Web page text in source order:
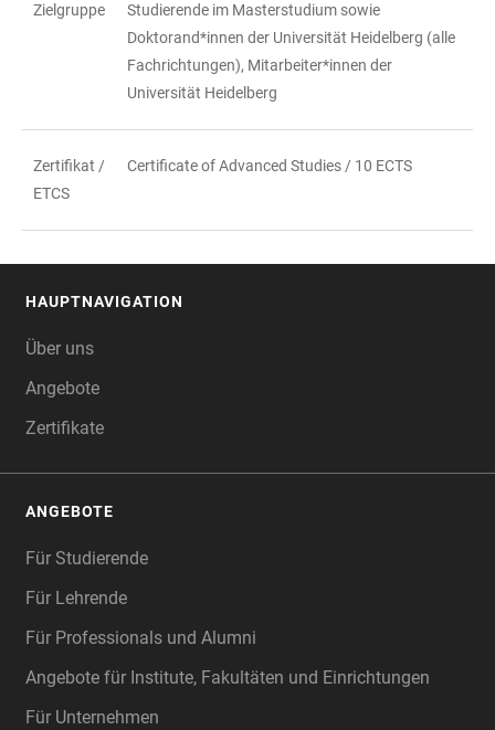
Zielgruppe
Studierende im Masterstudium sowie
Doktorand*innen der Universität Heidelberg (alle
Fachrichtungen), Mitarbeiter*innen der
Universität Heidelberg
Zertifikat /
ETCS
Certificate of Advanced Studies / 10 ECTS
HAUPTNAVIGATION
Über uns
Angebote
Zertifikate
ANGEBOTE
Für Studierende
Für Lehrende
Für Professionals und Alumni
Angebote für Institute, Fakultäten und Einrichtungen
Für Unternehmen